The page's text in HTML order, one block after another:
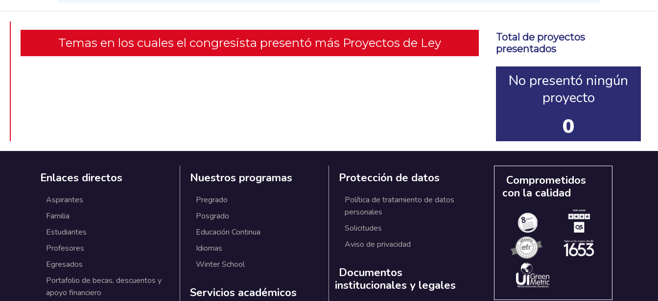
Temas en los cuales el congresista presentó más Proyectos de Ley
Total de proyectos
presentados
No presentó ningún
proyecto
0
Enlaces directos
Aspirantes
Familia
Estudiantes
Profesores
Egresados
Portafolio de becas, descuentos y
apoyo financiero
Nuestros programas
Pregrado
Posgrado
Educación Continua
Idiomas
Winter School
Servicios académicos
Protección de datos
Política de tratamiento de datos
personales
Solicitudes
Aviso de privacidad
Documentos
institucionales y legales
Comprometidos
con la calidad